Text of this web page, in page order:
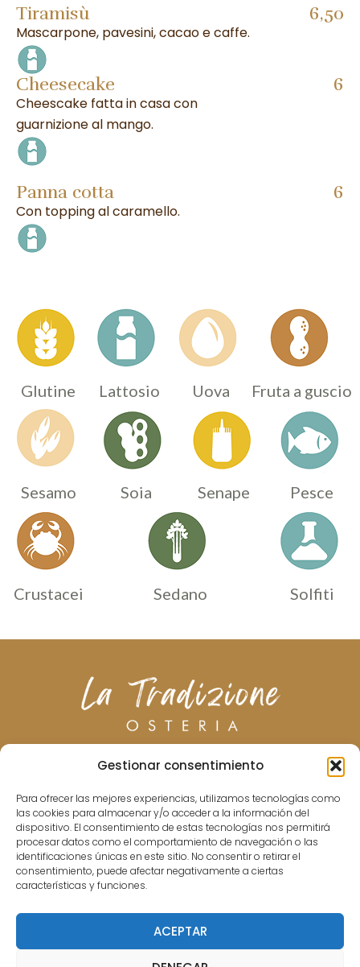
Gestionar consentimiento
Para ofrecer las mejores experiencias, utilizamos tecnologías como
las cookies para almacenar y/o acceder a la información del
dispositivo. El consentimiento de estas tecnologías nos permitirá
procesar datos como el comportamiento de navegación o las
identificaciones únicas en este sitio. No consentir o retirar el
consentimiento, puede afectar negativamente a ciertas
características y funciones.
ACEPTAR
Tiramisù
Mascarpone, pavesini, cacao e caffe.
6,50
Cheesecake
Cheescake fatta in casa con
guarnizione al mango.
6
Panna cotta
Con topping al caramello.
6
Glutine Lattosio Uova Fruta a guscio
Sesamo Soia Senape Pesce
Crustacei Sedano Solfiti
CONTATTO
info@latradizione.es
C. Blanco Belmonte, 6, Centro, 14003 Córdoba